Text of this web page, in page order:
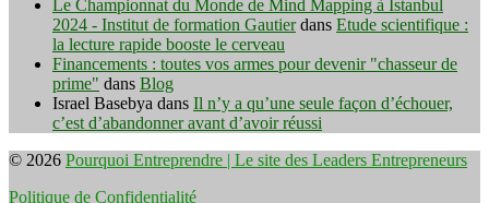
Le Championnat du Monde de Mind Mapping à Istanbul
2024 - Institut de formation Gautierdans Etude scientifique :
la lecture rapide booste le cerveau
Financements : toutes vos armes pour devenir "chasseur de
prime" dans Blog
Israel Basebya dans Il n’y a qu’une seule façon d’échouer,
c’est d’abandonner avant d’avoir réussi
© 2026 Pourquoi Entreprendre | Le site des Leaders Entrepreneurs
Politique de Confidentialité